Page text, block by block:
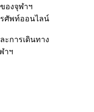
องจุฬาฯ
ศัพท์ออนไลน์
ะการเดินทาง
าฯ